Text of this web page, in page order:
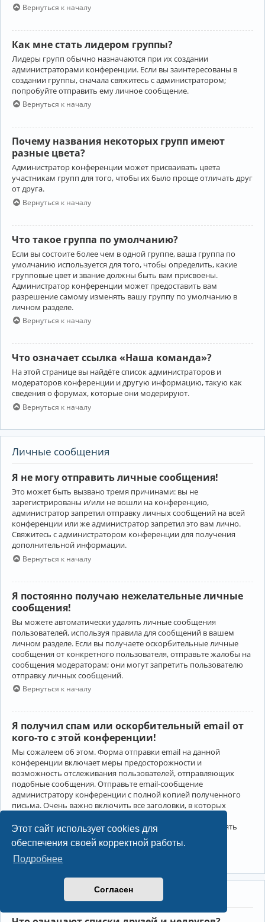
Этот сайт использует cookies для
обеспечения своей корректной работы.
Подробнее
Согласен
Вернуться к началу
Как мне стать лидером группы?
Лидеры групп обычно назначаются при их создании
администраторами конференции. Если вы заинтересованы в
создании группы, сначала свяжитесь с администратором;
попробуйте отправить ему личное сообщение.
Вернуться к началу
Почему названия некоторых групп имеют
разные цвета?
Администратор конференции может присваивать цвета
участникам групп для того, чтобы их было проще отличать друг
от друга.
Вернуться к началу
Что такое группа по умолчанию?
Если вы состоите более чем в одной группе, ваша группа по
умолчанию используется для того, чтобы определить, какие
групповые цвет и звание должны быть вам присвоены.
Администратор конференции может предоставить вам
разрешение самому изменять вашу группу по умолчанию в
личном разделе.
Вернуться к началу
Что означает ссылка «Наша команда»?
На этой странице вы найдёте список администраторов и
модераторов конференции и другую информацию, такую как
сведения о форумах, которые они модерируют.
Вернуться к началу
Личные сообщения
Я не могу отправить личные сообщения!
Это может быть вызвано тремя причинами: вы не
зарегистрированы и/или не вошли на конференцию,
администратор запретил отправку личных сообщений на всей
конференции или же администратор запретил это вам лично.
Свяжитесь с администратором конференции для получения
дополнительной информации.
Вернуться к началу
Я постоянно получаю нежелательные личные
сообщения!
Вы можете автоматически удалять личные сообщения
пользователей, используя правила для сообщений в вашем
личном разделе. Если вы получаете оскорбительные личные
сообщения от конкретного пользователя, отправьте жалобы на
сообщения модераторам; они могут запретить пользователю
отправку личных сообщений.
Вернуться к началу
Я получил спам или оскорбительный email от
кого-то с этой конференции!
Мы сожалеем об этом. Форма отправки email на данной
конференции включает меры предосторожности и
возможность отслеживания пользователей, отправляющих
подобные сообщения. Отправьте email-сообщение
администратору конференции с полной копией полученного
письма. Очень важно включить все заголовки, в которых
Администратор конференции сможет в этом случае принять
меры.
Друзья и недруги